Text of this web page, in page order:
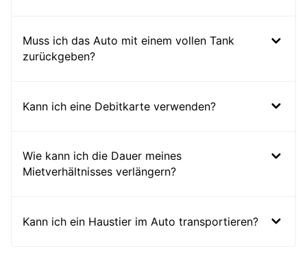
Muss ich das Auto mit einem vollen Tank
zurückgeben?
Kann ich eine Debitkarte verwenden?
Wie kann ich die Dauer meines
Mietverhältnisses verlängern?
Kann ich ein Haustier im Auto transportieren?